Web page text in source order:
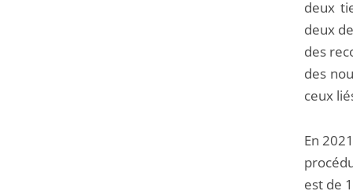
deux
deux
des
des
ceux
En
est de